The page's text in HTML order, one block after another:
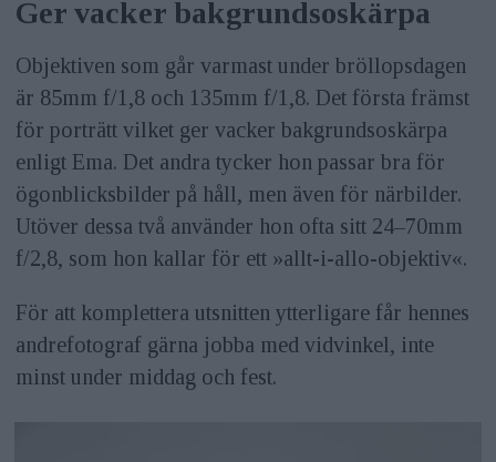
Ger vacker bakgrundsoskärpa
Objektiven som går varmast under bröllopsdagen
är 85mm f/1,8 och 135mm f/1,8. Det första främst
för port­rätt vilket ger vacker bakgrundsoskärpa
enligt Ema. Det andra tycker hon passar bra för
ögonblicksbilder på håll, men även för närbilder.
Utöver dessa två använder hon ofta sitt 24–70mm
f/2,8, som hon kallar för ett »allt-i-allo-objektiv«.
För att komplettera utsnitten ytterligare får hennes
andrefotograf gärna jobba med vidvinkel, inte
minst under middag och fest.